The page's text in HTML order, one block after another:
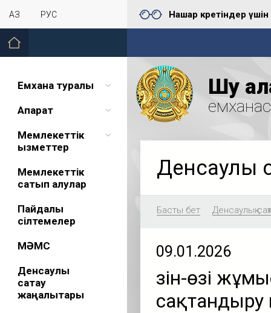
ҚАЗ РУС Нашар көретіндер үшін
Емхана туралы
Ақпарат
Мемлекеттік
қызметтер
Мемлекеттік
сатып алулар
Пайдалы
сілтемелер
МӘМС
Денсаулық
сақтау
жаңалықтары
Шу
Денсаулық
Басты бет Денсаулық
09.01.2026
Өзін-өзі
сақтандыру